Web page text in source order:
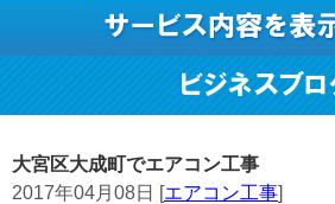
大宮区大成町でエアコン工事
2017年04月08日 [エアコン工事]